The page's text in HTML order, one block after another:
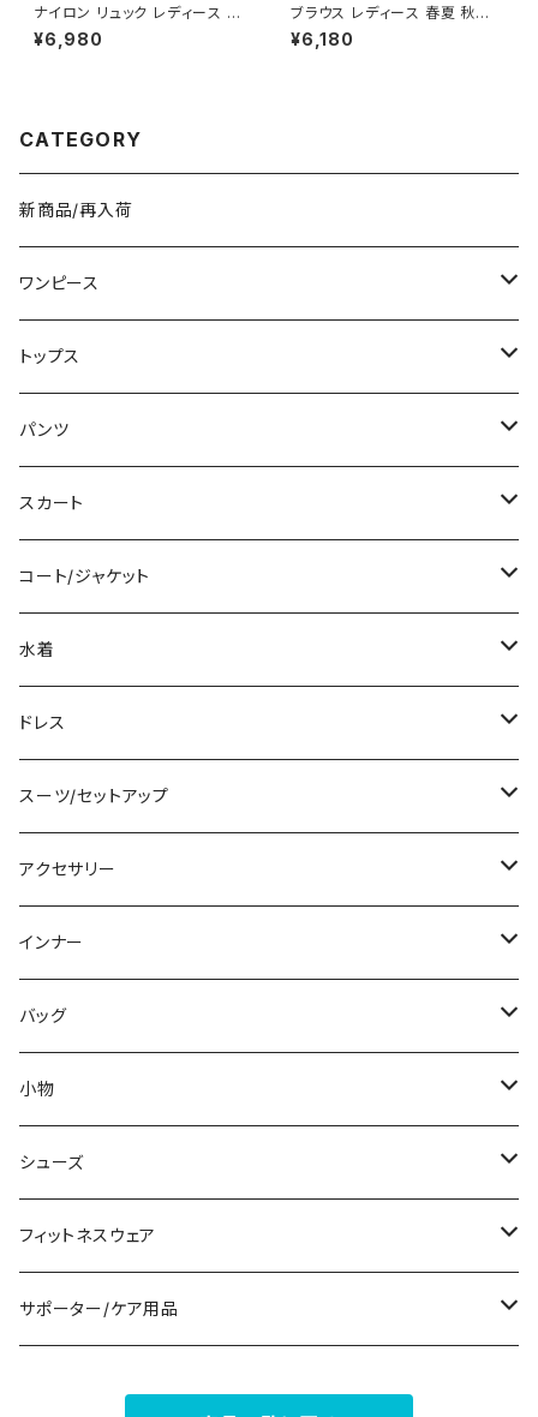
ナイロン リュック レディース ミ
ニバックパック 2WAY ショルダ
ー 肩掛け ハンドバッグ 軽量 カ
¥6,980
ブラウス レディース 春夏 秋冬
春 夏 秋 冬 白 シャツ トップス
フレアスリーブ チョーカー風 ラ
ー シンプル シャツブラウス オフ
¥6,180
CATEGORY
新商品/再入荷
ワンピース
ミニ/ショート
ミディアム/ミモレ
ロング/マキシ
袖付き
ノースリーブ
その他
チュニック
トップス
Tシャツ/カットソー
タンクトップ/キャミソール
シャツ/ブラウス
ベアトップ/チューブトップ
カーディガン/ボレロ
ニット/セーター
パーカー
スウェット/トレーナー
その他
パンツ
ショート丈
クロップド丈
ロング丈
デニム
レギンス
その他
オールインワン
スカート
ミニ/ショート
ミディアム/ミモレ
ロング
その他
コート/ジャケット
コート
ジャケット
その他
水着
タンキニ
バンドゥビキニ
ワンピース
ラッシュガード
その他
ドレス
ミニ/ショート
ミディアム/ミモレ
ロング/マキシ
袖付き
ノースリーブ
パンツドレス
ナイトドレス
その他
スーツ/セットアップ
パンツスーツ
スカートスーツ
その他
アクセサリー
ネックレス
ブレスレット
ピアス
コサージュ
リング
その他
インナー
ブラ/ブラトップ/ベアトップ
ショーツ
タンクトップ/キャミソール
半袖/5分
7分/長袖
バッグ
サブバッグ
クラッチバッグ
トートバッグ
ショルダーバッグ
小物
マフラー/スカーフ/ストール
財布
アクセサリーケース
シューズ
スニーカー
ブーツ
フィットネスウェア
セット販売
サポーター/ケア用品